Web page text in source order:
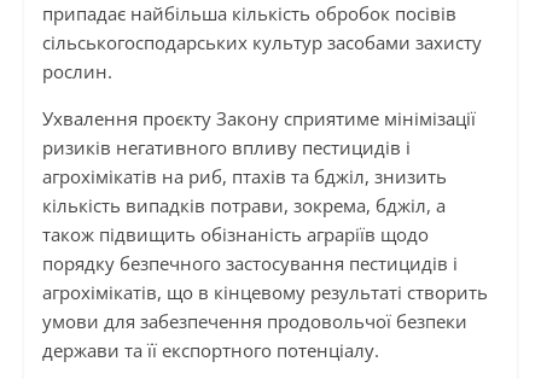
припадає найбільша кількість обробок посівів
сільськогосподарських культур засобами захисту
рослин.
Ухвалення проєкту Закону сприятиме мінімізації
ризиків негативного впливу пестицидів і
агрохімікатів на риб, птахів та бджіл, знизить
кількість випадків потрави, зокрема, бджіл, а
також підвищить обізнаність аграріїв щодо
порядку безпечного застосування пестицидів і
агрохімікатів, що в кінцевому результаті створить
умови для забезпечення продовольчої безпеки
держави та її експортного потенціалу.